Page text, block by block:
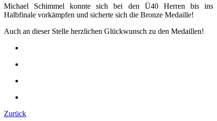
Michael Schimmel konnte sich bei den Ü40 Herren bis ins
Halbfinale vorkämpfen und sicherte sich die Bronze Medaille!
Auch an dieser Stelle herzlichen Glückwunsch zu den Medaillen!
Zurück